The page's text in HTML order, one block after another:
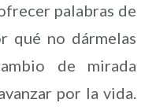
palabras de
qué no dármelas
de mirada
por la vida.